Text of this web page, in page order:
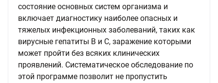
состояние основных систем организма и
включает диагностику наиболее опасных и
тяжелых инфекционных заболеваний, таких как
вирусные гепатиты В и С, заражение которыми
может пройти без всяких клинических
проявлений. Систематическое обследование по
этой программе позволит не пропустить